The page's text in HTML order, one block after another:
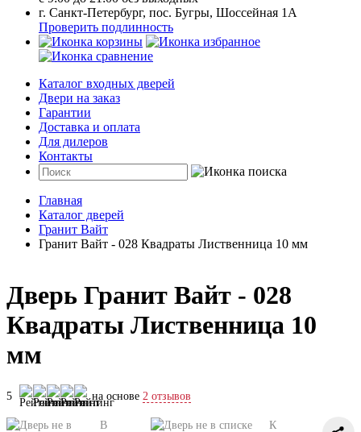
г. Санкт-Петербург, пос. Бугры, Шоссейная 1А
Проверить подлинность
Каталог входных дверей
Двери на заказ
Гарантии
Доставка и оплата
Для дилеров
Контакты
Главная
Каталог дверей
Гранит Вайт
Гранит Вайт - 028 Квадраты Лиственница 10 мм
Дверь Гранит Вайт - 028
Квадраты Лиственница 10
мм
5 на основе 2 отзывов
В
К